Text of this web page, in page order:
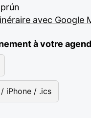
avec Google
à votre
iPhone / .ics